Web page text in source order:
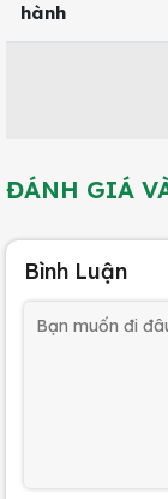
hành
ĐÁNH GIÁ
Bình Luận